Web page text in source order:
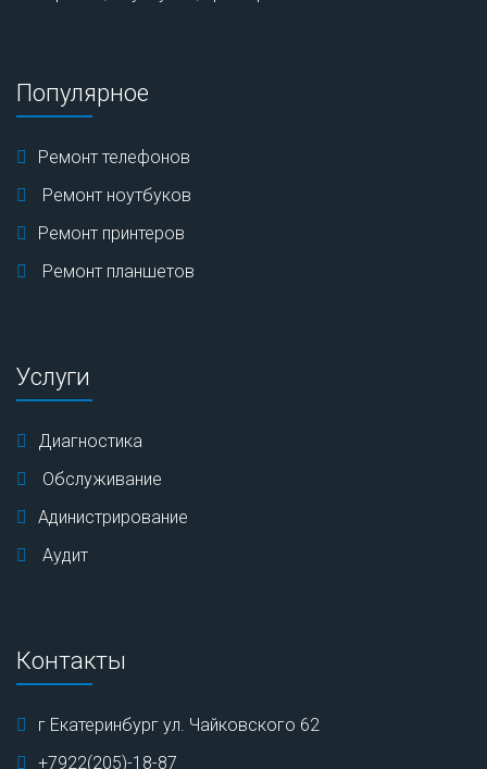
Популярное
Ремонт телефонов
Ремонт ноутбуков
Ремонт принтеров
Ремонт планшетов
Услуги
Диагностика
Обслуживание
Адинистрирование
Аудит
Контакты
г Екатеринбург ул. Чайковского 62
+7922(205)-18-87